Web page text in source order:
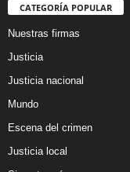
CATEGORÍA POPULAR
Nuestras firmas
Justicia
Justicia nacional
Mundo
Escena del crimen
Justicia local